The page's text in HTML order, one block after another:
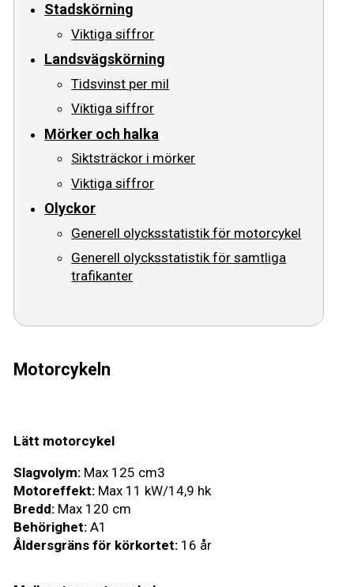
Stadskörning
Viktiga siffror
Landsvägskörning
Tidsvinst per mil
Viktiga siffror
Mörker och halka
Siktsträckor i mörker
Viktiga siffror
Olyckor
Generell olycksstatistik för motorcykel
Generell olycksstatistik för samtliga
trafikanter
Motorcykeln
Lätt motorcykel
Slagvolym: Max 125 cm3
Motoreffekt: Max 11 kW/14,9 hk
Bredd: Max 120 cm
Behörighet: A1
Åldersgräns för körkortet: 16 år